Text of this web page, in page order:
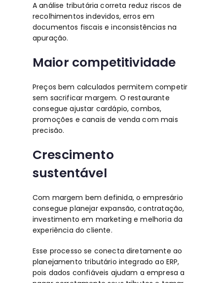
A análise tributária correta reduz riscos de
recolhimentos indevidos, erros em
documentos fiscais e inconsistências na
apuração.
Maior competitividade
Preços bem calculados permitem competir
sem sacrificar margem. O restaurante
consegue ajustar cardápio, combos,
promoções e canais de venda com mais
precisão.
Crescimento
sustentável
Com margem bem definida, o empresário
consegue planejar expansão, contratação,
investimento em marketing e melhoria da
experiência do cliente.
Esse processo se conecta diretamente ao
planejamento tributário integrado ao ERP,
pois dados confiáveis ajudam a empresa a